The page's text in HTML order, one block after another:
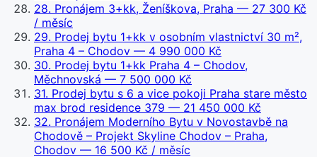
28. Pronájem 3+kk, Ženíškova, Praha — 27 300 Kč
/ měsíc
29. Prodej bytu 1+kk v osobním vlastnictví 30 m²,
Praha 4 – Chodov — 4 990 000 Kč
30. Prodej bytu 1+kk Praha 4 – Chodov,
Měchnovská — 7 500 000 Kč
31. Prodej bytu s 6 a vice pokoji Praha stare město
max brod residence 379 — 21 450 000 Kč
32. Pronájem Moderního Bytu v Novostavbě na
Chodově – Projekt Skyline Chodov – Praha,
Chodov — 16 500 Kč / měsíc